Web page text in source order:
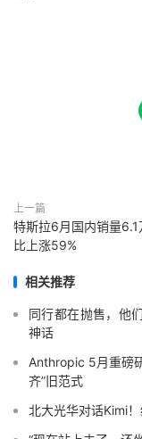
上一篇
特斯拉6月国内销量6.1
比上涨59%
相关推荐
同行都在抛售，他
神话
Anthropic 5月重磅
齐”旧范式
北大光华对话Kimi